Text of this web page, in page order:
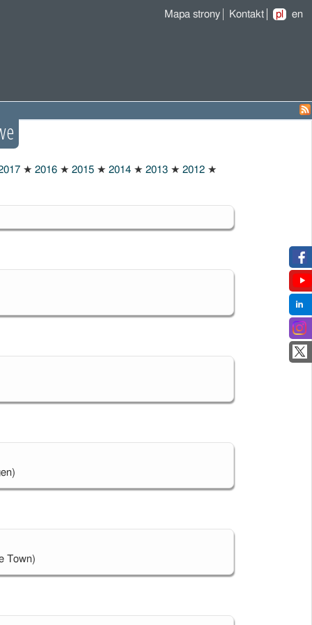
Mapa strony Kontakt pl en
★ 2016 ★ 2015 ★ 2014 ★ 2013 ★ 2012 ★
Town)